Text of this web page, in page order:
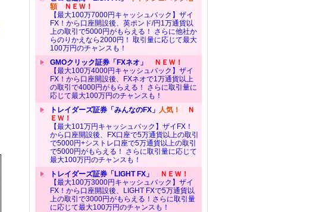
額ＮＥＷ！
【最大100万7000円キャッシュバック】ザイ
FX！から口座開設後、英ポンド/円1万通貨以
上の取引で5000円がもらえる！ さらに他社か
らのりかえなら2000円！ 取引量に応じて最大
100万円のチャンスも！
GMOクリック証券「FXネオ」
ＮＥＷ！
【最大100万4000円キャッシュバック】ザイ
FX！から口座開設後、FXネオで1万通貨以上
の取引で4000円がもらえる！ さらに取引量に
応じて最大100万円のチャンスも！
トレイダーズ証券「みんなのFX」 人気！
Ｎ
ＥＷ！
【最大101万円キャッシュバック】ザイFX！
から口座開設後、FX口座で5万通貨以上の取引
で5000円+シストレ口座で5万通貨以上の取引
で5000円がもらえる！ さらに取引量に応じて
最大100万円のチャンスも！
トレイダーズ証券「LIGHT FX」
ＮＥＷ！
【最大100万3000円キャッシュバック】ザイ
FX！から口座開設後、LIGHT FXで5万通貨以
上の取引で3000円がもらえる！さらに取引量
に応じて最大100万円のチャンスも！